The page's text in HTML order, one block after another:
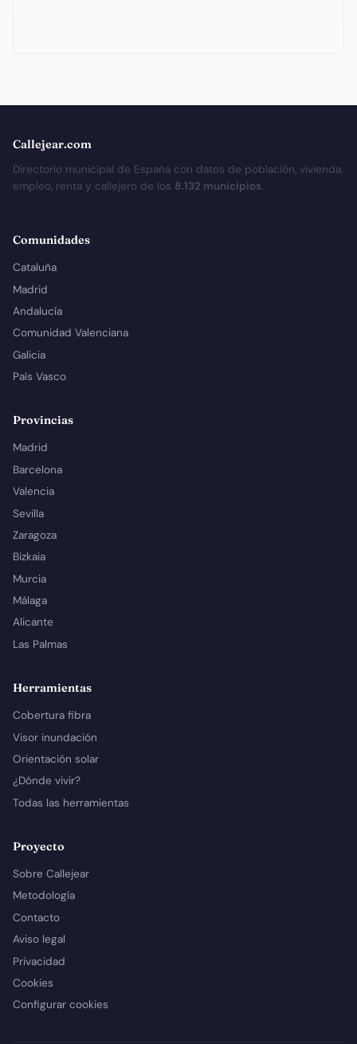
Callejear.com
Directorio municipal de España con datos de población, vivienda,
empleo, renta y callejero de los 8.132 municipios.
Comunidades
Cataluña
Madrid
Andalucía
Comunidad Valenciana
Galicia
País Vasco
Provincias
Madrid
Barcelona
Valencia
Sevilla
Zaragoza
Bizkaia
Murcia
Málaga
Alicante
Las Palmas
Herramientas
Cobertura fibra
Visor inundación
Orientación solar
¿Dónde vivir?
Todas las herramientas
Proyecto
Sobre Callejear
Metodología
Contacto
Aviso legal
Privacidad
Cookies
Configurar cookies